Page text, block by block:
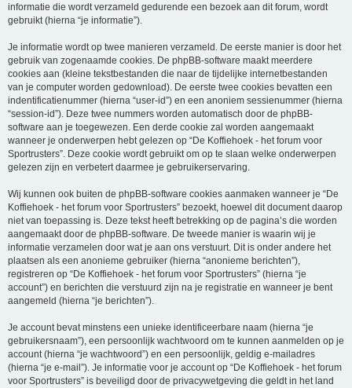
informatie die wordt verzameld gedurende een bezoek aan dit forum, wordt
gebruikt (hierna “je informatie”).
Je informatie wordt op twee manieren verzameld. De eerste manier is door het
gebruik van zogenaamde cookies. De phpBB-software maakt meerdere
cookies aan (kleine tekstbestanden die naar de tijdelijke internetbestanden
van je computer worden gedownload). De eerste twee cookies bevatten een
indentificatienummer (hierna “user-id”) en een anoniem sessienummer (hierna
“session-id”). Deze twee nummers worden automatisch door de phpBB-
software aan je toegewezen. Een derde cookie zal worden aangemaakt
wanneer je onderwerpen hebt gelezen op “De Koffiehoek - het forum voor
Sportrusters”. Deze cookie wordt gebruikt om op te slaan welke onderwerpen
gelezen zijn en verbetert daarmee je gebruikerservaring.
Wij kunnen ook buiten de phpBB-software cookies aanmaken wanneer je “De
Koffiehoek - het forum voor Sportrusters” bezoekt, hoewel dit document daarop
niet van toepassing is. Deze tekst heeft betrekking op de pagina’s die worden
aangemaakt door de phpBB-software. De tweede manier is waarin wij je
informatie verzamelen door wat je aan ons verstuurt. Dit is onder andere het
plaatsen als een anonieme gebruiker (hierna “anonieme berichten”),
registreren op “De Koffiehoek - het forum voor Sportrusters” (hierna “je
account”) en berichten die verstuurd zijn na je registratie en wanneer je bent
aangemeld (hierna “je berichten”).
Je account bevat minstens een unieke identificeerbare naam (hierna “je
gebruikersnaam”), een persoonlijk wachtwoord om te kunnen aanmelden op je
account (hierna “je wachtwoord”) en een persoonlijk, geldig e-mailadres
(hierna “je e-mail”). Je informatie voor je account op “De Koffiehoek - het forum
voor Sportrusters” is beveiligd door de privacywetgeving die geldt in het land